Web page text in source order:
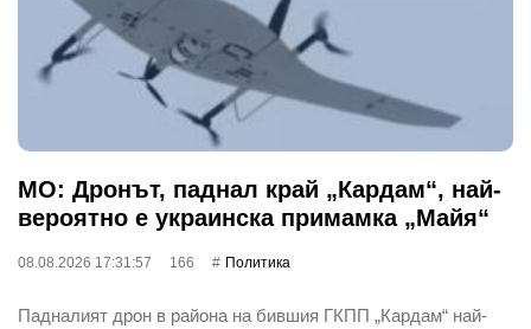
МО: Дронът, паднал край „Кардам“, най-
вероятно е украинска примамка „Майя“
08.08.2026 17:31:57 166 Политика
Падналият дрон в района на бившия ГКПП „Кардам“ най-